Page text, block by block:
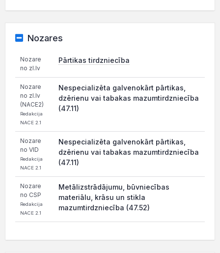
Nozares
Nozare
no zl.lv
Pārtikas tirdzniecība
Nozare
no zl.lv
(NACE2)
Redakcija
NACE 2.1
Nespecializēta galvenokārt pārtikas,
dzērienu vai tabakas mazumtirdzniecība
(47.11)
Nozare
no VID
Redakcija
NACE 2.1
Nespecializēta galvenokārt pārtikas,
dzērienu vai tabakas mazumtirdzniecība
(47.11)
Nozare
no CSP
Redakcija
NACE 2.1
Metālizstrādājumu, būvniecības
materiālu, krāsu un stikla
mazumtirdzniecība (47.52)